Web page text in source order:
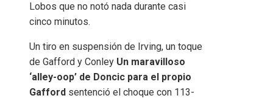
Lobos que no notó nada durante casi
cinco minutos.
Un tiro en suspensión de Irving, un toque
de Gafford y Conley Un maravilloso
‘alley-oop’ de Doncic para el propio
Gafford sentenció el choque con 113-